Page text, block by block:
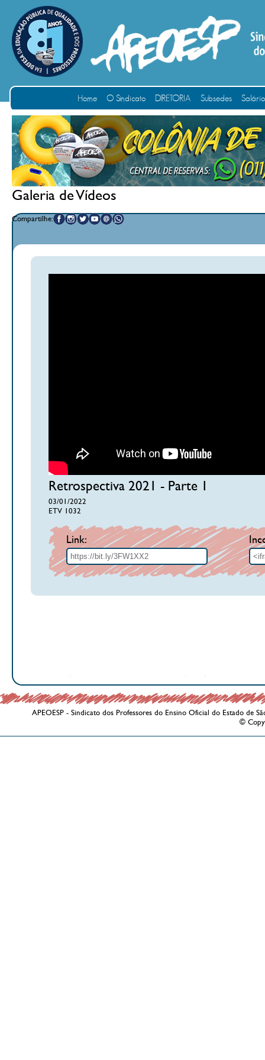
Home O Sindicato DIRETORIA Subsedes
Galeria de Vídeos
Compartilhe:
Retrospectiva 2021 - Parte 1
03/01/2022
ETV 1032
Link:
APEOESP - Sindicato dos Professores do Ensino Oficial do Estado de
©